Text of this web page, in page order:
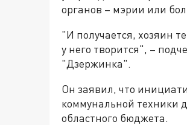
органов – мэрии или
"И получается, хозяин
у него творится", –
"Дзержинка".
Он заявил, что
коммунальной техники
областного бюджета.